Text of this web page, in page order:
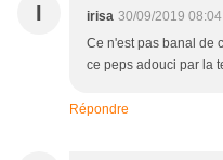
I irisa 30/09/2019 08:04
Ce n'est pas banal de
ce peps adouci par la
Répondre